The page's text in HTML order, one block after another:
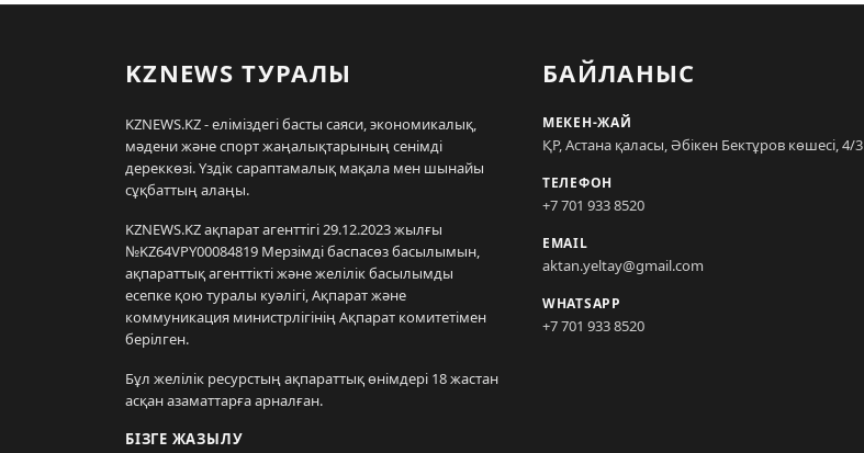
KZNEWS ТУРАЛЫ
KZNEWS.KZ - еліміздегі басты саяси, экономикалық,
мәдени және спорт жаңалықтарының сенімді
дереккөзі. Үздік сараптамалық мақала мен шынайы
сұқбаттың алаңы.
KZNEWS.KZ ақпарат агенттігі 29.12.2023 жылғы
№KZ64VPY00084819 Мерзімді баспасөз басылымын,
ақпараттық агенттікті және желілік басылымды
есепке қою туралы куәлігі, Ақпарат және
коммуникация министрлігінің Ақпарат комитетімен
берілген.
Бұл желілік ресурстың ақпараттық өнімдері 18 жастан
асқан азаматтарға арналған.
БІЗГЕ ЖАЗЫЛУ
БАЙЛАНЫС
МЕКЕН-ЖАЙ
ҚР, Астана қаласы, Әбікен Бектұров көшесі, 4/3
ТЕЛЕФОН
+7 701 933 8520
EMAIL
aktan.yeltay@gmail.com
WHATSAPP
+7 701 933 8520